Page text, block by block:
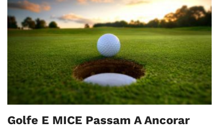
Golfe E MICE Passam A Ancorar